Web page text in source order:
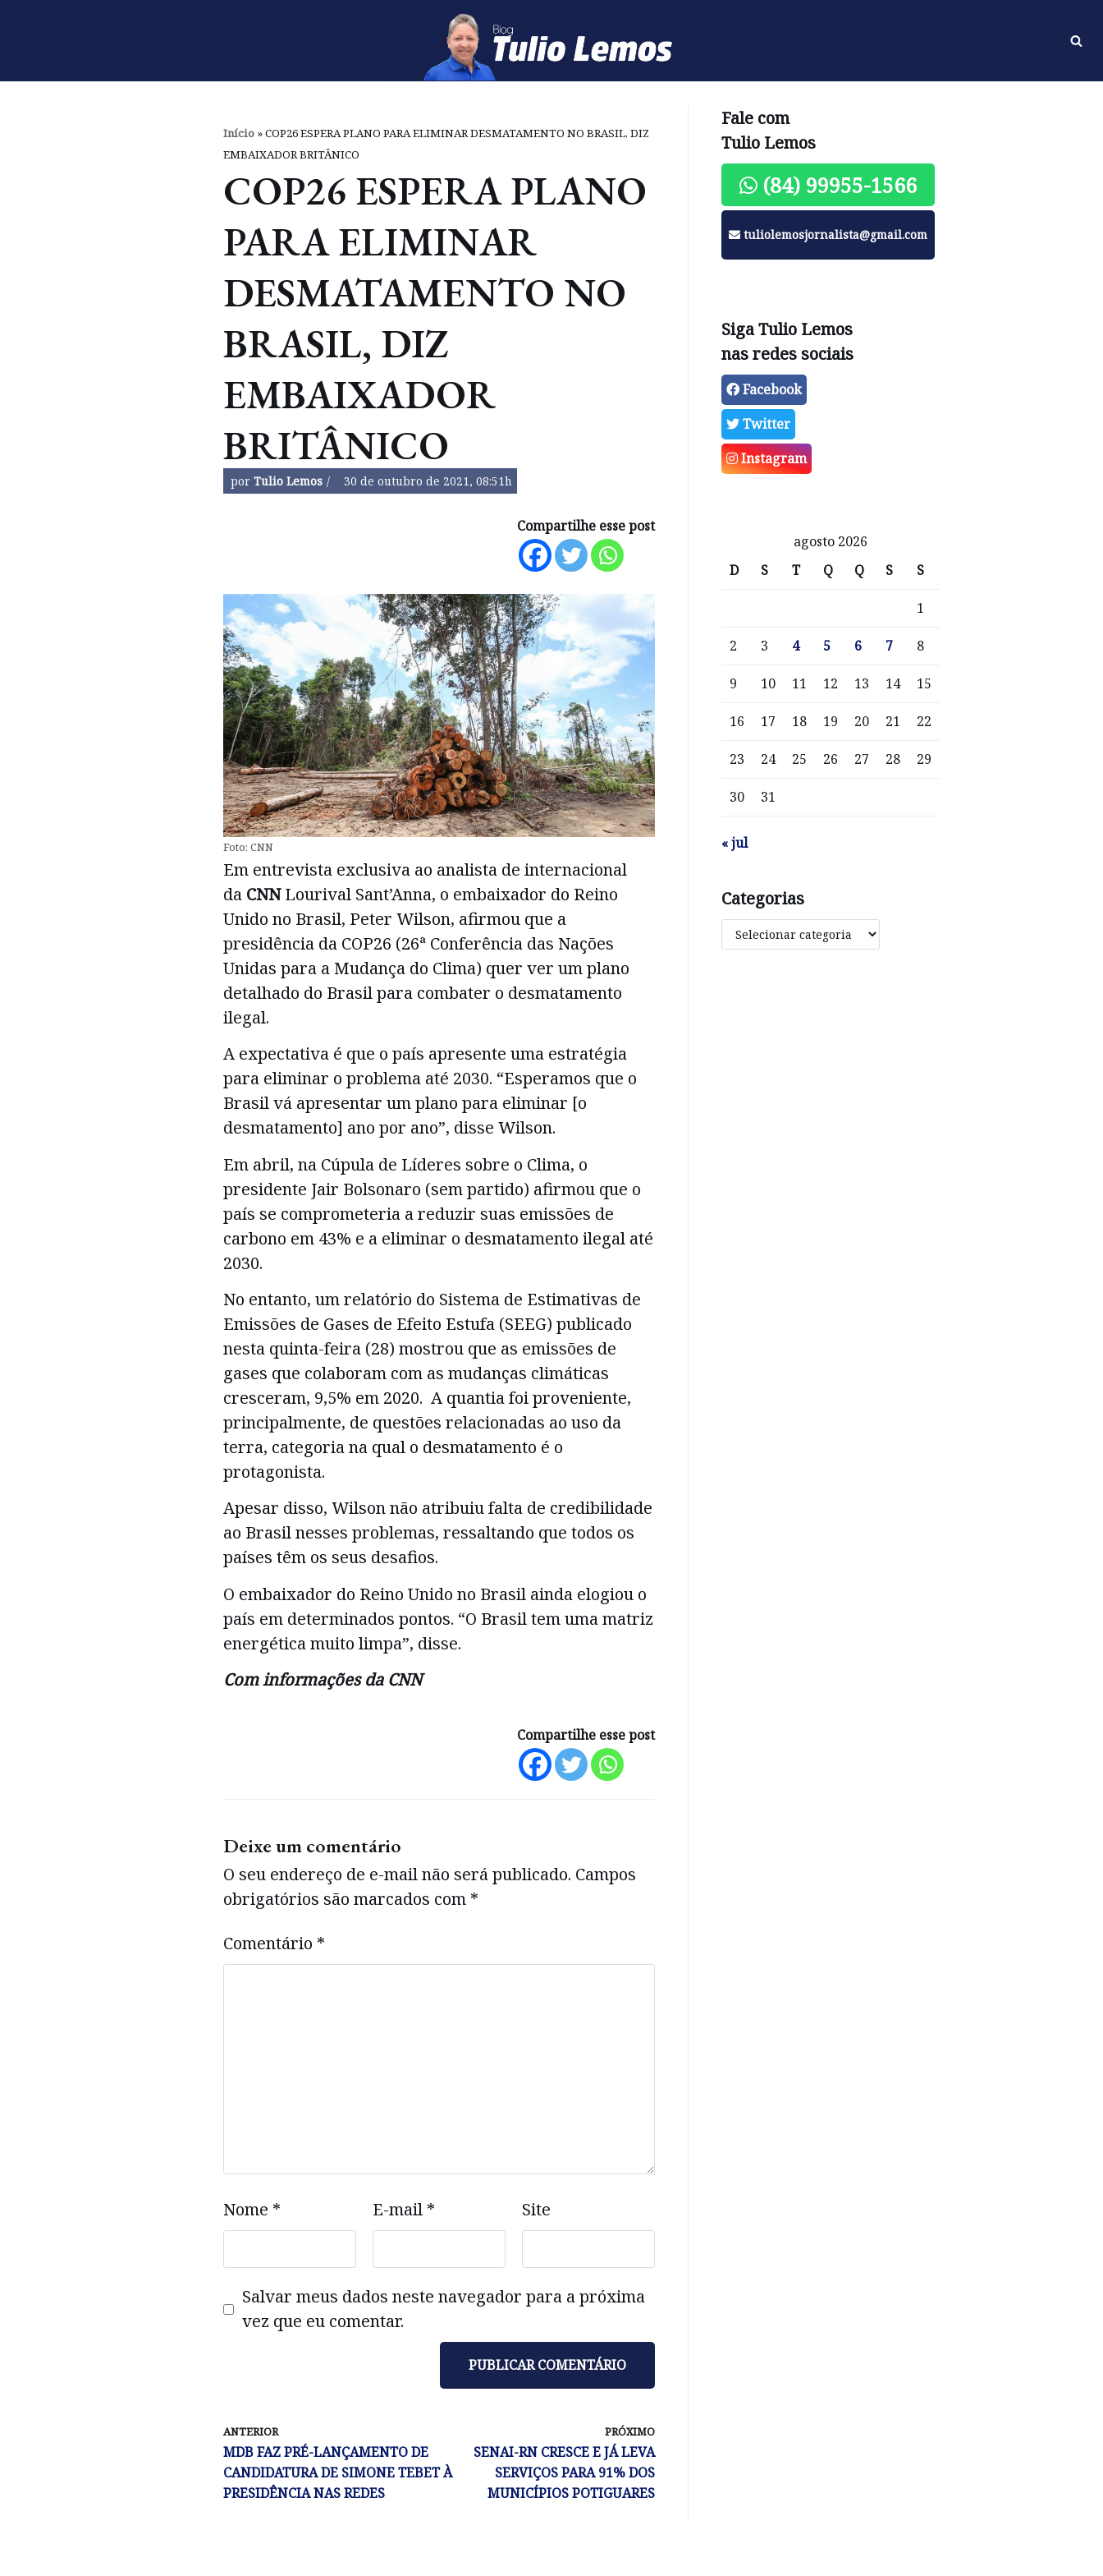
o
Início »COP26 ESPERA PLANO PARA ELIMINAR DESMATAMENTO NO BRASIL, DIZ
EMBAIXADOR BRITÂNICO
COP26 ESPERA PLANO
PARA ELIMINAR
DESMATAMENTO NO
BRASIL, DIZ
EMBAIXADOR
BRITÂNICO
por Tulio Lemos 30 de outubro de 2021, 08:51h
Compartilhe esse post
Foto: CNN
Em entrevista exclusiva ao analista de internacional
da CNNLourival Sant’Anna, o embaixador do Reino
Unido no Brasil, Peter Wilson, afirmou que a
presidência da COP26 (26ª Conferência das Nações
Unidas para a Mudança do Clima) quer ver um plano
detalhado do Brasil para combater o desmatamento
ilegal.
A expectativa é que o país apresente uma estratégia
para eliminar o problema até 2030. “Esperamos que o
Brasil vá apresentar um plano para eliminar [o
desmatamento] ano por ano”, disse Wilson.
Em abril, na Cúpula de Líderes sobre o Clima, o
presidente Jair Bolsonaro (sem partido) afirmou que o
país se comprometeria a reduzir suas emissões de
carbono em 43% e a eliminar o desmatamento ilegal até
2030.
No entanto, um relatório do Sistema de Estimativas de
Emissões de Gases de Efeito Estufa (SEEG) publicado
nesta quinta-feira (28) mostrou que as emissões de
gases que colaboram com as mudanças climáticas
cresceram, 9,5% em 2020. A quantia foi proveniente,
principalmente, de questões relacionadas ao uso da
terra, categoria na qual o desmatamento é o
protagonista.
Apesar disso, Wilson não atribuiu falta de credibilidade
ao Brasil nesses problemas, ressaltando que todos os
países têm os seus desafios.
O embaixador do Reino Unido no Brasil ainda elogiou o
país em determinados pontos. “O Brasil tem uma matriz
energética muito limpa”, disse.
Com informações da CNN
Compartilhe esse post
Deixe um comentário
O seu endereço de e-mail não será publicado. Campos
obrigatórios são marcados com *
Comentário *
Nome * E-mail * Site
Salvar meus dados neste navegador para a próxima
vez que eu comentar.
ANTERIOR
MDB FAZ PRÉ-LANÇAMENTO DE
CANDIDATURA DE SIMONE TEBET À
PRESIDÊNCIA NAS REDES
PRÓXIMO
SENAI-RN CRESCE E JÁ LEVA
SERVIÇOS PARA 91% DOS
MUNICÍPIOS POTIGUARES
Fale com
Tulio Lemos
(84) 99955-1566
tuliolemosjornalista@gmail.com
Siga Tulio Lemos
nas redes sociais
Facebook
Twitter
Instagram
agosto 2026
D
S T Q Q S S
1
2 3 4 5 6 7 8
9 10 11 12 13 14 15
16 17 18 19 20 21 22
23 24 25 26 27 28 29
30 31
« jul
Categorias